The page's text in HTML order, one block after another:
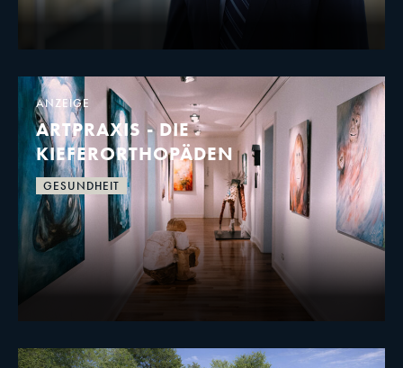
ANZEIGE
ARTPRAXIS - DIE
KIEFERORTHOPÄDEN
GESUNDHEIT